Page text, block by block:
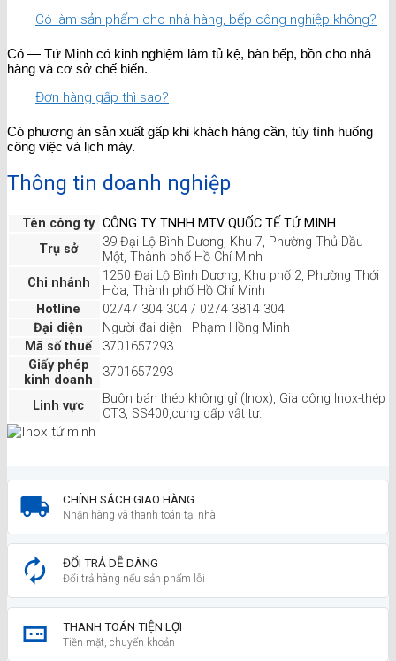
Có làm sản phẩm cho nhà hàng, bếp công nghiệp không?
Có — Tứ Minh có kinh nghiệm làm tủ kệ, bàn bếp, bồn cho nhà
hàng và cơ sở chế biến.
Đơn hàng gấp thì sao?
Có phương án sản xuất gấp khi khách hàng cần, tùy tình huống
công việc và lịch máy.
Thông tin doanh nghiệp
Tên công ty CÔNG TY TNHH MTV QUỐC TẾ TỨ MINH
Trụ sở
39 Đại Lộ Bình Dương, Khu 7, Phường Thủ Dầu
Một, Thành phố Hồ Chí Minh
Chi nhánh
1250 Đại Lộ Bình Dương, Khu phố 2, Phường Thới
Hòa, Thành phố Hồ Chí Minh
Hotline
02747 304 304 / 0274 3814 304
Đại diện
Người đại diện : Phạm Hồng Minh
Mã số thuế
3701657293
Giấy phép
kinh doanh
3701657293
Linh vực
Buôn bán thép không gỉ (Inox), Gia công Inox-thép
CT3, SS400,cung cấp vật tư.
CHÍNH SÁCH GIAO HÀNG
Nhận hàng và thanh toán tại nhà
ĐỔI TRẢ DỄ DÀNG
Đổi trả hàng nếu sản phẩm lỗi
THANH TOÁN TIỆN LỢI
Tiền mặt, chuyển khoản